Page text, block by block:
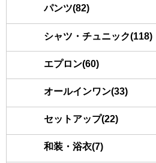
パンツ(82)
シャツ・チュニック(118)
エプロン(60)
オールインワン(33)
セットアップ(22)
和装・浴衣(7)